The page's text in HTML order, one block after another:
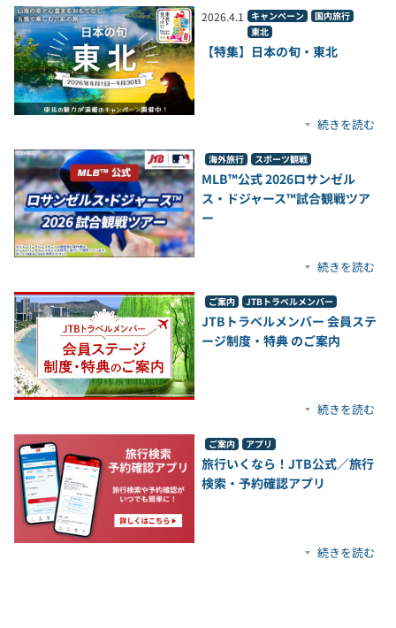
2026.4.1 キャンペーン
国内旅行
東北
【特集】日本の旬・東北
続きを読む
海外旅行 スポーツ観戦
MLB™公式 2026ロサンゼル
ス・ドジャース™試合観戦ツア
ー
続きを読む
ご案内 JTBトラベルメンバー
JTBトラベルメンバー 会員ステ
ージ制度・特典 のご案内
続きを読む
ご案内 アプリ
旅行いくなら！JTB公式／旅行
検索・予約確認アプリ
続きを読む